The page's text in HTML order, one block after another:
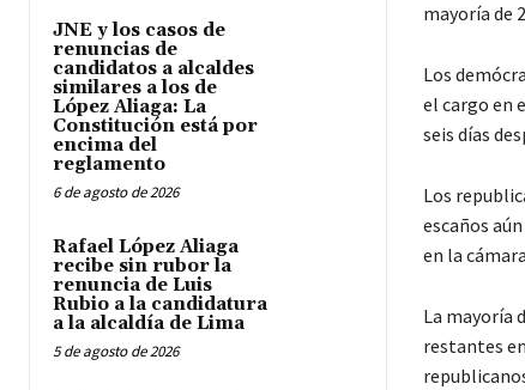
JNE y los casos de
renuncias de
candidatos a alcaldes
similares a los de
López Aliaga: La
Constitución está por
encima del
reglamento
6 de agosto de 2026
Rafael López Aliaga
recibe sin rubor la
renuncia de Luis
Rubio a la candidatura
a la alcaldía de Lima
5 de agosto de 2026
mayoría de
Los
el cargo en
seis días
Los
escaños
en la
La mayoría
restantes